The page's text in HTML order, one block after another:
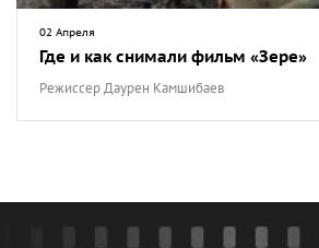
02 Апреля
Где и как снимали фильм «Зере»
Режиссер Даурен Камшибаев